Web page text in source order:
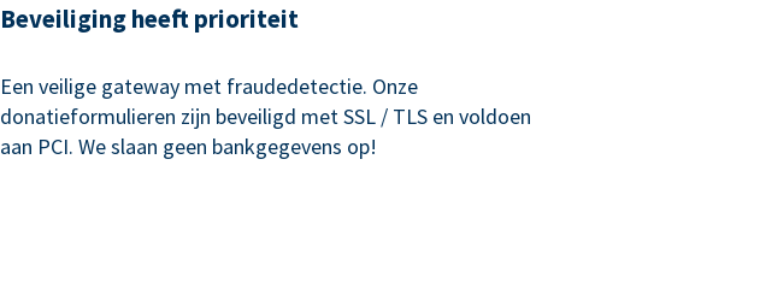
Beveiliging heeft prioriteit
Een veilige gateway met fraudedetectie. Onze
donatieformulieren zijn beveiligd met SSL / TLS en voldoen
aan PCI. We slaan geen bankgegevens op!